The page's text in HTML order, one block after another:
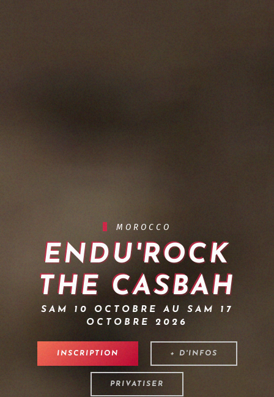
MOROCCO
ENDU'ROCK
THE CASBAH
SAM 10 OCTOBRE AU SAM 17
OCTOBRE 2026
INSCRIPTION + D'INFOS
PRIVATISER